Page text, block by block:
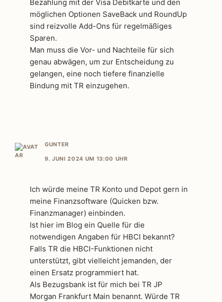
Bezahlung mit der Visa Debitkarte und den
möglichen Optionen SaveBack und RoundUp
sind reizvolle Add-Ons für regelmäßiges
Sparen.
Man muss die Vor- und Nachteile für sich
genau abwägen, um zur Entscheidung zu
gelangen, eine noch tiefere finanzielle
Bindung mit TR einzugehen.
GUNTER
9. JUNI 2024 UM 13:00 UHR
Ich würde meine TR Konto und Depot gern in
meine Finanzsoftware (Quicken bzw.
Finanzmanager) einbinden.
Ist hier im Blog ein Quelle für die
notwendigen Angaben für HBCI bekannt?
Falls TR die HBCI-Funktionen nicht
unterstützt, gibt vielleicht jemanden, der
einen Ersatz programmiert hat.
Als Bezugsbank ist für mich bei TR JP
Morgan Frankfurt Main benannt. Würde TR